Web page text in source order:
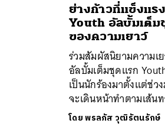
ย่างก้าวที่แข็งแรง
Youth อัลบั้มเต็ม
ของความเยาว์
ร่วมสัมผัสนิยามความเ
อัลบั้มเต็มชุดแรก
เป็นนักร้องมาตั้งแต่ช่
จะเดินหน้าทำตามเส้น
โดยพรลภัส วุฒิรัตนรักษ์